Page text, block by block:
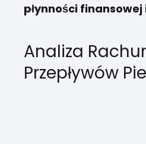
płynności
Analiza
Przepływów